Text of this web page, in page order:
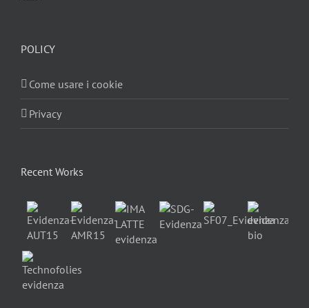
POLICY
Come usare i cookie
Privacy
Recent Works